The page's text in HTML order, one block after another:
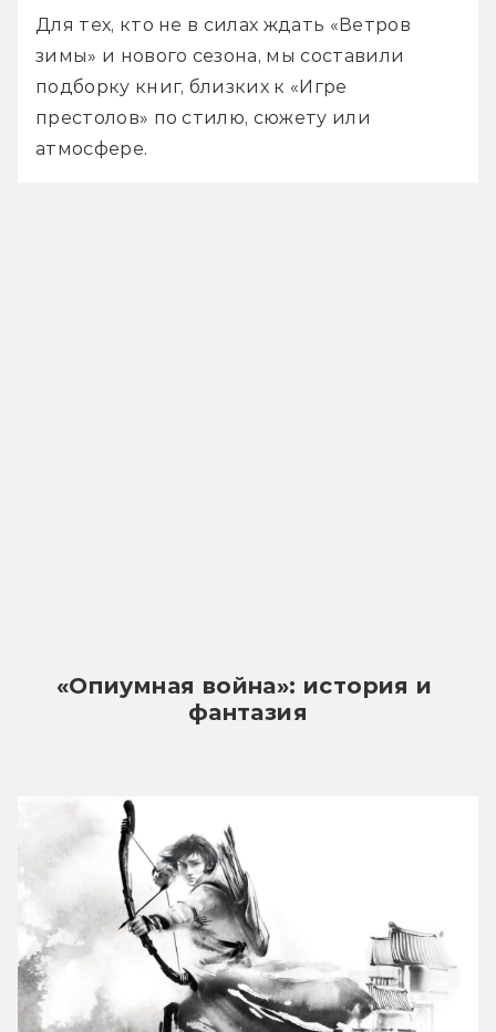
Для тех, кто не в силах ждать «Ветров
зимы» и нового сезона, мы составили
подборку книг, близких к «Игре
престолов» по стилю, сюжету или
атмосфере.
«Опиумная война»: история и
фантазия